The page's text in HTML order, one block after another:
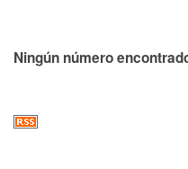
Ningún número